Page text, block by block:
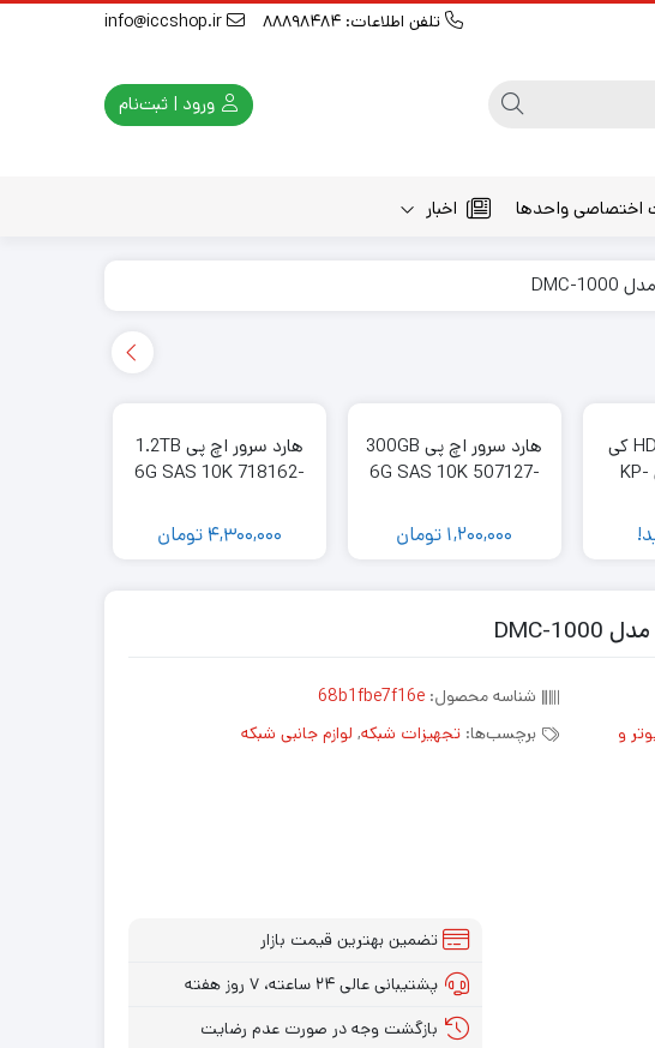
تلفن اطلاعات: 88898484
ورود | ثبت‌نام
اختصاصی واحدها اخبار
کابل HDMI2.0 Flat کی
نت پلاس مدل KP-
هارد سرور اچ پی 300GB
6G SAS 10K 507127-
1,200,000 تومان
هارد سرور اچ پی 1.2TB
6G SAS 10K 718162-
4,300,000 تومان
شناسه محصول: 68b1fbe7f16e
و
برچسب‌ها: تجهیزات شبکه, لوازم جانبی شبکه
تضمین بهترین قیمت بازار
پشتیبانی عالی ۲۴ ساعته، ۷ روز هفته
بازگشت وجه در صورت عدم رضایت